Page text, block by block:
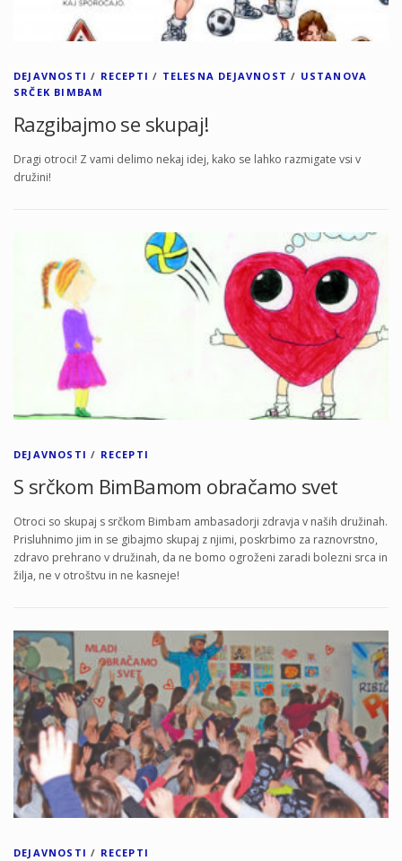
DEJAVNOSTI / RECEPTI / TELESNA DEJAVNOST / USTANOVA
SRČEK BIMBAM
Razgibajmo se skupaj!
Dragi otroci! Z vami delimo nekaj idej, kako se lahko razmigate vsi v
družini!
DEJAVNOSTI / RECEPTI
S srčkom BimBamom obračamo svet
Otroci so skupaj s srčkom Bimbam ambasadorji zdravja v naših družinah.
Prisluhnimo jim in se gibajmo skupaj z njimi, poskrbimo za raznovrstno,
zdravo prehrano v družinah, da ne bomo ogroženi zaradi bolezni srca in
žilja, ne v otroštvu in ne kasneje!
DEJAVNOSTI / RECEPTI